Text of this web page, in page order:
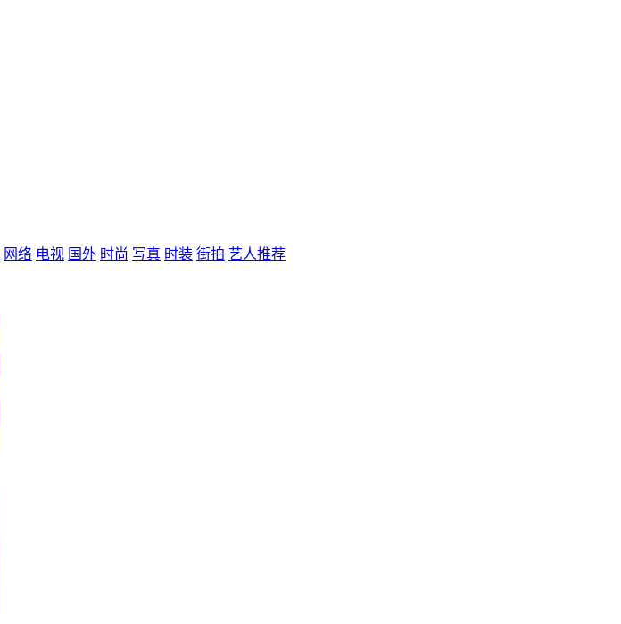
网络 电视 国外 时尚 写真 时装 街拍 艺人推荐